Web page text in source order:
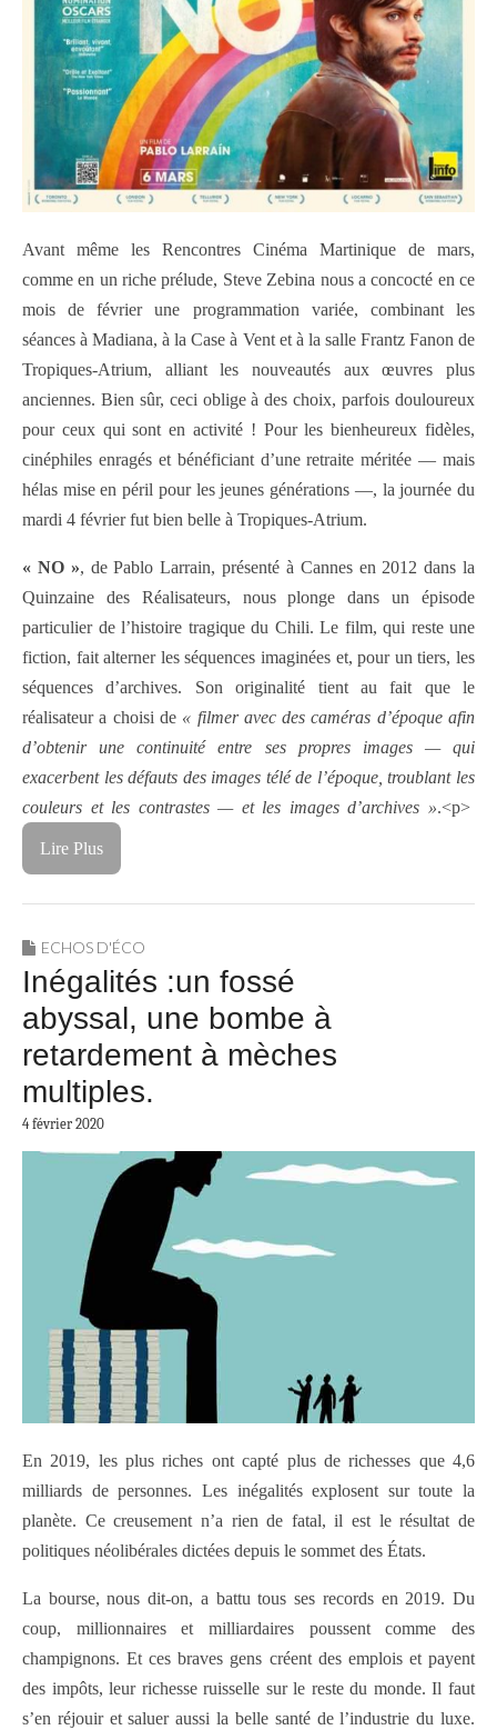
Avant même les Rencontres Cinéma Martinique de mars,
comme en un riche prélude, Steve Zebina nous a concocté en ce
mois de février une programmation variée, combinant les
séances à Madiana, à la Case à Vent et à la salle Frantz Fanon de
Tropiques-Atrium, alliant les nouveautés aux œuvres plus
anciennes. Bien sûr, ceci oblige à des choix, parfois douloureux
pour ceux qui sont en activité ! Pour les bienheureux fidèles,
cinéphiles enragés et bénéficiant d’une retraite méritée — mais
hélas mise en péril pour les jeunes générations —, la journée du
mardi 4 février fut bien belle à Tropiques-Atrium.
« NO », de Pablo Larrain, présenté à Cannes en 2012 dans la
Quinzaine des Réalisateurs, nous plonge dans un épisode
particulier de l’histoire tragique du Chili. Le film, qui reste une
fiction, fait alterner les séquences imaginées et, pour un tiers, les
séquences d’archives. Son originalité tient au fait que le
réalisateur a choisi de « filmer avec des caméras d’époque afin
d’obtenir une continuité entre ses propres images — qui
exacerbent les défauts des images télé de l’époque, troublant les
couleurs et les contrastes — et les images d’archives ».<p>
Lire Plus
ECHOS D'ÉCO
Inégalités :un fossé
abyssal, une bombe à
retardement à mèches
multiples.
4 février 2020
En 2019, les plus riches ont capté plus de richesses que 4,6
milliards de personnes. Les inégalités explosent sur toute la
planète. Ce creusement n’a rien de fatal, il est le résultat de
politiques néolibérales dictées depuis le sommet des États.
La bourse, nous dit-on, a battu tous ses records en 2019. Du
coup, millionnaires et milliardaires poussent comme des
champignons. Et ces braves gens créent des emplois et payent
des impôts, leur richesse ruisselle sur le reste du monde. Il faut
s’en réjouir et saluer aussi la belle santé de l’industrie du luxe.